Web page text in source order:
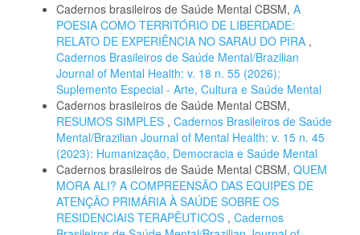
Cadernos brasileiros de Saúde Mental CBSM, A
POESIA COMO TERRITÓRIO DE LIBERDADE:
RELATO DE EXPERIÊNCIA NO SARAU DO PIRA ,
Cadernos Brasileiros de Saúde Mental/Brazilian
Journal of Mental Health: v. 18 n. 55 (2026):
Suplemento Especial - Arte, Cultura e Saúde Mental
Cadernos brasileiros de Saúde Mental CBSM,
RESUMOS SIMPLES , Cadernos Brasileiros de Saúde
Mental/Brazilian Journal of Mental Health: v. 15 n. 45
(2023): Humanização, Democracia e Saúde Mental
Cadernos brasileiros de Saúde Mental CBSM, QUEM
MORA ALI? A COMPREENSÃO DAS EQUIPES DE
ATENÇÃO PRIMÁRIA À SAÚDE SOBRE OS
RESIDENCIAIS TERAPÊUTICOS , Cadernos